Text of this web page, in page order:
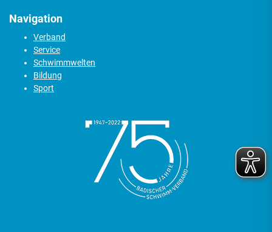
Navigation
Verband
Service
Schwimmwelten
Bildung
Sport